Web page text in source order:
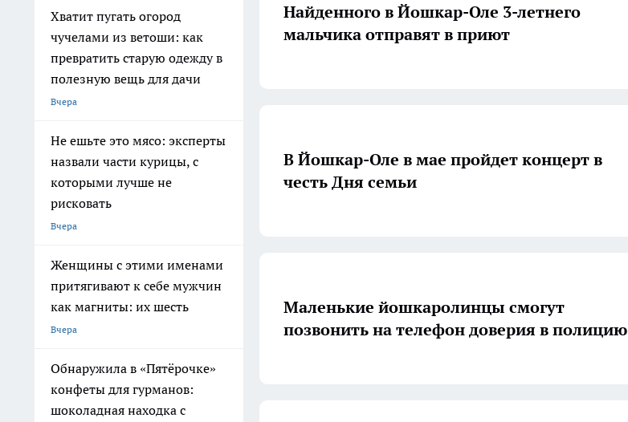
Хватит пугать огород
чучелами из ветоши: как
превратить старую одежду в
полезную вещь для дачи
Вчера
Не ешьте это мясо: эксперты
назвали части курицы, с
которыми лучше не
рисковать
Вчера
Женщины с этими именами
притягивают к себе мужчин
как магниты: их шесть
Вчера
Обнаружила в «Пятёрочке»
конфеты для гурманов:
шоколадная находка с
Найденного в Йошкар-Оле 3-летнего
мальчика отправят в приют
В Йошкар-Оле в мае пройдет концерт в
честь Дня семьи
Маленькие йошкаролинцы смогут
позвонить на телефон доверия в полицию